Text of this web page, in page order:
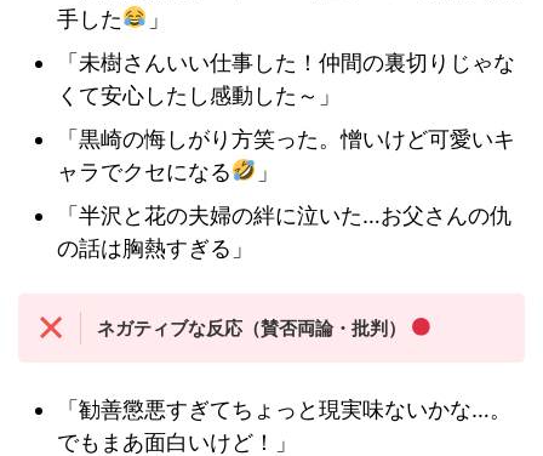
手した
」
「未樹さんいい仕事した！仲間の裏切りじゃな
くて安心したし感動した～」
「黒崎の悔しがり方笑った。憎いけど可愛いキ
ャラでクセになる
」
「半沢と花の夫婦の絆に泣いた…お父さんの仇
の話は胸熱すぎる」
ネガティブな反応（賛否両論・批判）
「勧善懲悪すぎてちょっと現実味ないかな…。
でもまあ面白いけど！」